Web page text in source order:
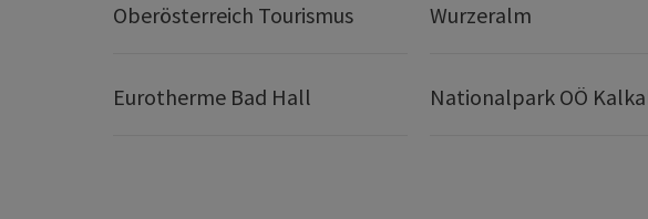
Oberösterreich Tourismus
Wurzeralm
Eurotherme Bad Hall Nationalpark OÖ